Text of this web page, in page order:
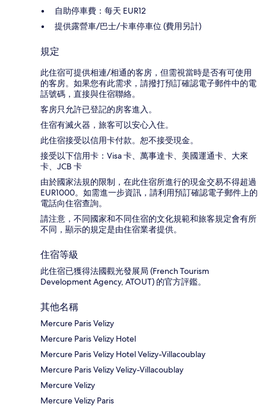
自助停車費：每天 EUR12
提供露營車/巴士/卡車停車位 (費用另計)
規定
此住宿可提供相連/相通的客房，但需視當時是否有可使用
的客房。如果您有此需求，請撥打預訂確認電子郵件中的電
話號碼，直接與住宿聯絡。
客房只允許已登記的房客進入。
住宿有滅火器，旅客可以安心入住。
此住宿接受以信用卡付款。恕不接受現金。
接受以下信用卡：Visa 卡、萬事達卡、美國運通卡、大來
卡、JCB 卡
由於國家法規的限制，在此住宿所進行的現金交易不得超過
EUR1000。如需進一步資訊，請利用預訂確認電子郵件上的
電話向住宿查詢。
請注意，不同國家和不同住宿的文化規範和旅客規定會有所
不同，顯示的規定是由住宿業者提供。
住宿等級
此住宿已獲得法國觀光發展局 (French Tourism
Development Agency, ATOUT) 的官方評鑑。
其他名稱
Mercure Paris Velizy
Mercure Paris Velizy Hotel
Mercure Paris Velizy Hotel Velizy-Villacoublay
Mercure Paris Velizy Velizy-Villacoublay
Mercure Velizy
Mercure Velizy Paris